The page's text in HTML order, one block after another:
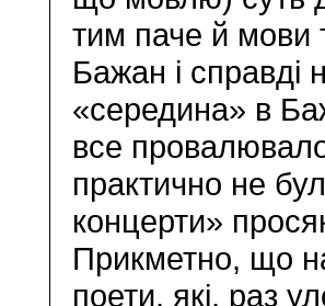
тим паче й мови
Бажан і
«середина» в
все
практично не
концерти»
Прикметно, що
поети, які, раз